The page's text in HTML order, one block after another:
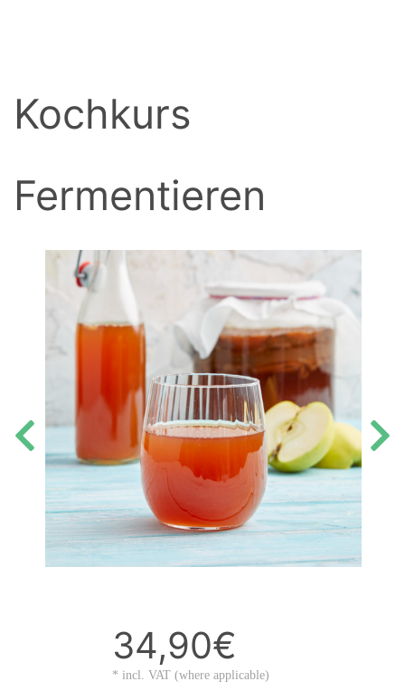
Kochkurs
Fermentieren
34,90€
* incl. VAT (where applicable)